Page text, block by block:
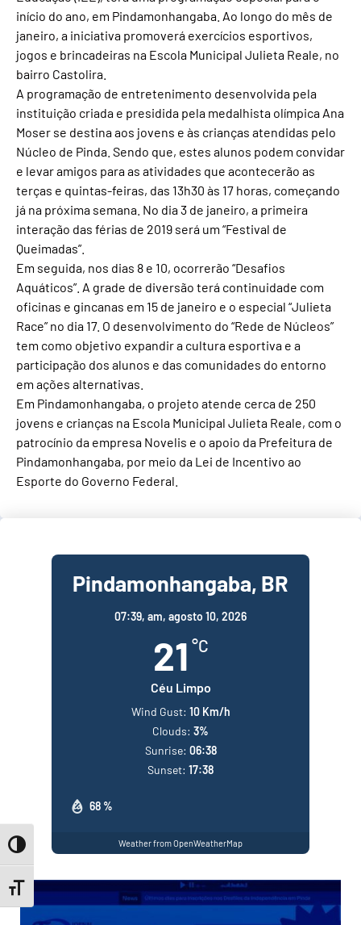
Toggle High Contrast
Toggle Font size
início do ano, em Pindamonhangaba. Ao longo do mês de
janeiro, a iniciativa promoverá exercícios esportivos,
jogos e brincadeiras na Escola Municipal Julieta Reale, no
bairro Castolira.
A programação de entretenimento desenvolvida pela
instituição criada e presidida pela medalhista olímpica Ana
Moser se destina aos jovens e às crianças atendidas pelo
Núcleo de Pinda. Sendo que, estes alunos podem convidar
e levar amigos para as atividades que acontecerão as
terças e quintas-feiras, das 13h30 às 17 horas, começando
já na próxima semana. No dia 3 de janeiro, a primeira
interação das férias de 2019 será um “Festival de
Queimadas”.
Em seguida, nos dias 8 e 10, ocorrerão “Desafios
Aquáticos”. A grade de diversão terá continuidade com
oficinas e gincanas em 15 de janeiro e o especial “Julieta
Race” no dia 17. O desenvolvimento do “Rede de Núcleos”
tem como objetivo expandir a cultura esportiva e a
participação dos alunos e das comunidades do entorno
em ações alternativas.
Em Pindamonhangaba, o projeto atende cerca de 250
jovens e crianças na Escola Municipal Julieta Reale, com o
patrocínio da empresa Novelis e o apoio da Prefeitura de
Pindamonhangaba, por meio da Lei de Incentivo ao
Esporte do Governo Federal.
Pindamonhangaba, BR
07:39, am, agosto 10, 2026
21 °C
Céu Limpo
68 %
Wind Gust: 10 Km/h
Clouds: 3%
Sunrise: 06:38
Sunset: 17:38
Weather from OpenWeatherMap